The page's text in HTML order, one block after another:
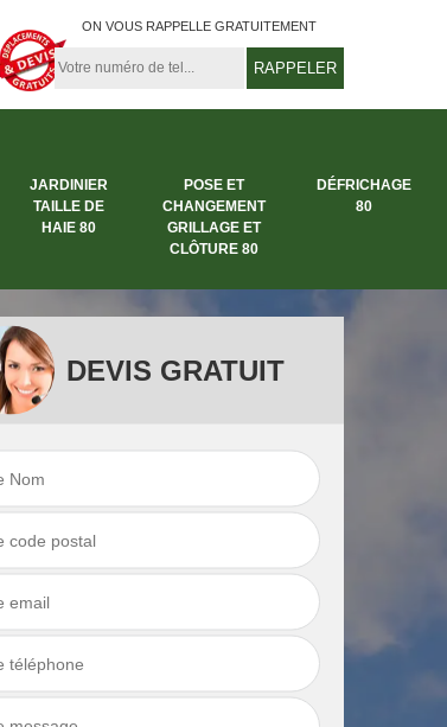
ON VOUS RAPPELLE GRATUITEMENT
JARDINIER
TAILLE DE
HAIE 80
POSE ET
CHANGEMENT
GRILLAGE ET
CLÔTURE 80
DÉFRICHAGE
80
Entreprise abattage
Entreprise de
jardinage 80
DEVIS GRATUIT